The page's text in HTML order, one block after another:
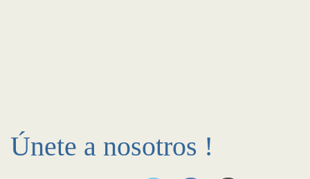
Únete a nosotros !